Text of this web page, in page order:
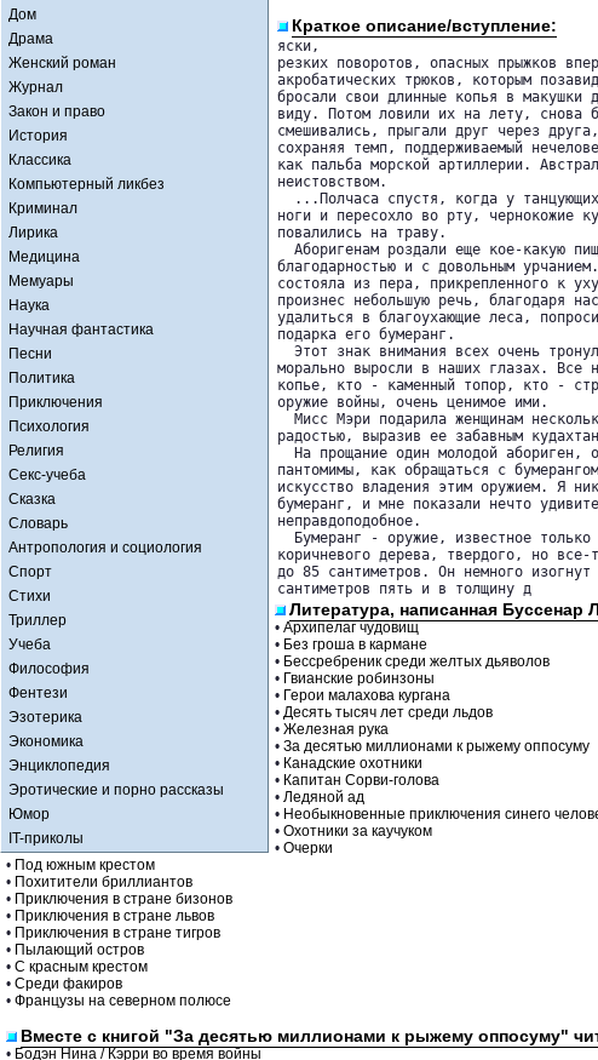
Дом
Драма
Женский роман
Журнал
Закон и право
История
Классика
Компьютерный ликбез
Криминал
Лирика
Медицина
Мемуары
Наука
Научная фантастика
Песни
Политика
Приключения
Психология
Религия
Секс-учеба
Сказка
Словарь
Антропология и социология
Спорт
Стихи
Триллер
Учеба
Философия
Фентези
Эзотерика
Экономика
Энциклопедия
Эротические и порно рассказы
Юмор
IT-приколы
Краткое описание/вступление:
яски,
резких поворотов, опасных прыжков
акробатических трюков, которым
бросали свои длинные копья в макушки
виду. Потом ловили их на лету, снова
смешивались, прыгали друг через
сохраняя темп, поддерживаемый
как пальба морской артиллерии.
неистовством.
...Полчаса спустя, когда у
ноги и пересохло во рту, чернокожие
повалились на траву.
Аборигенам роздали еще кое-какую
благодарностью и с довольным
состояла из пера, прикрепленного к
произнес небольшую речь, благодаря
удалиться в благоухающие леса,
подарка его бумеранг.
Этот знак внимания всех очень
морально выросли в наших глазах. Все
копье, кто - каменный топор, кто -
оружие войны, очень ценимое ими.
Мисс Мэри подарила женщинам
радостью, выразив ее забавным
На прощание один молодой абориген,
пантомимы, как обращаться с
искусство владения этим оружием. Я
бумеранг, и мне показали нечто
неправдоподобное.
Бумеранг - оружие, известное
коричневого дерева, твердого, но
до 85 сантиметров. Он немного
сантиметров пять и в толщину д
Литература, написанная Буссенар
• Архипелаг чудовищ
• Без гроша в кармане
• Бессребреник среди желтых дьяволов
• Гвианские робинзоны
• Герои малахова кургана
• Десять тысяч лет среди льдов
• Железная рука
• За десятью миллионами к рыжему оппосуму
• Канадские охотники
• Капитан Сорви-голова
• Ледяной ад
• Необыкновенные приключения синего
• Охотники за каучуком
• Очерки
• Под южным крестом
• Похитители бриллиантов
• Приключения в стране бизонов
• Приключения в стране львов
• Приключения в стране тигров
• Пылающий остров
• С красным крестом
• Среди факиров
• Французы на северном полюсе
Вместе с книгой "За десятью миллионами к рыжему оппосуму"
• Бодэн Нина / Кэрри во время войны